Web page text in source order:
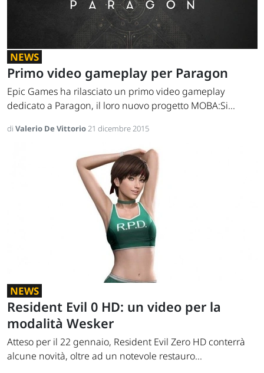
NEWS
Primo video gameplay per Paragon
Epic Games ha rilasciato un primo video gameplay
dedicato a Paragon, il loro nuovo progetto MOBA:Si...
di Valerio De Vittorio21 dicembre 2015
NEWS
Resident Evil 0 HD: un video per la
modalità Wesker
Atteso per il 22 gennaio, Resident Evil Zero HD conterrà
alcune novità, oltre ad un notevole restauro...